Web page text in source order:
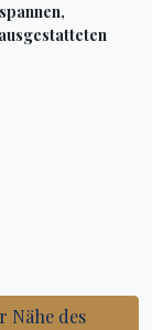
Nähe des